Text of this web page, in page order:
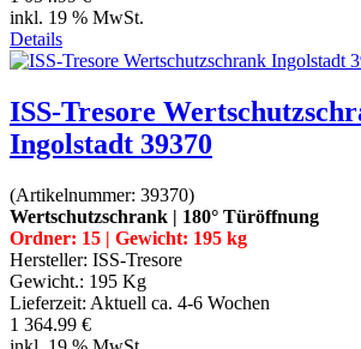
inkl. 19 % MwSt.
Details
ISS-Tresore
Ingolstadt 39370
(Artikelnummer: 39370)
Wertschutzschrank | 180° Türöffnung
Ordner: 15 | Gewicht: 195 kg
Hersteller: ISS-Tresore
Gewicht.: 195 Kg
Lieferzeit: Aktuell ca. 4-6 Wochen
1 364.99 €